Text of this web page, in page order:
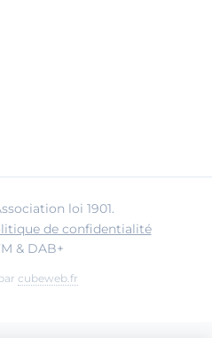
loi 1901.
de confidentialité
& DAB+
cubeweb.fr